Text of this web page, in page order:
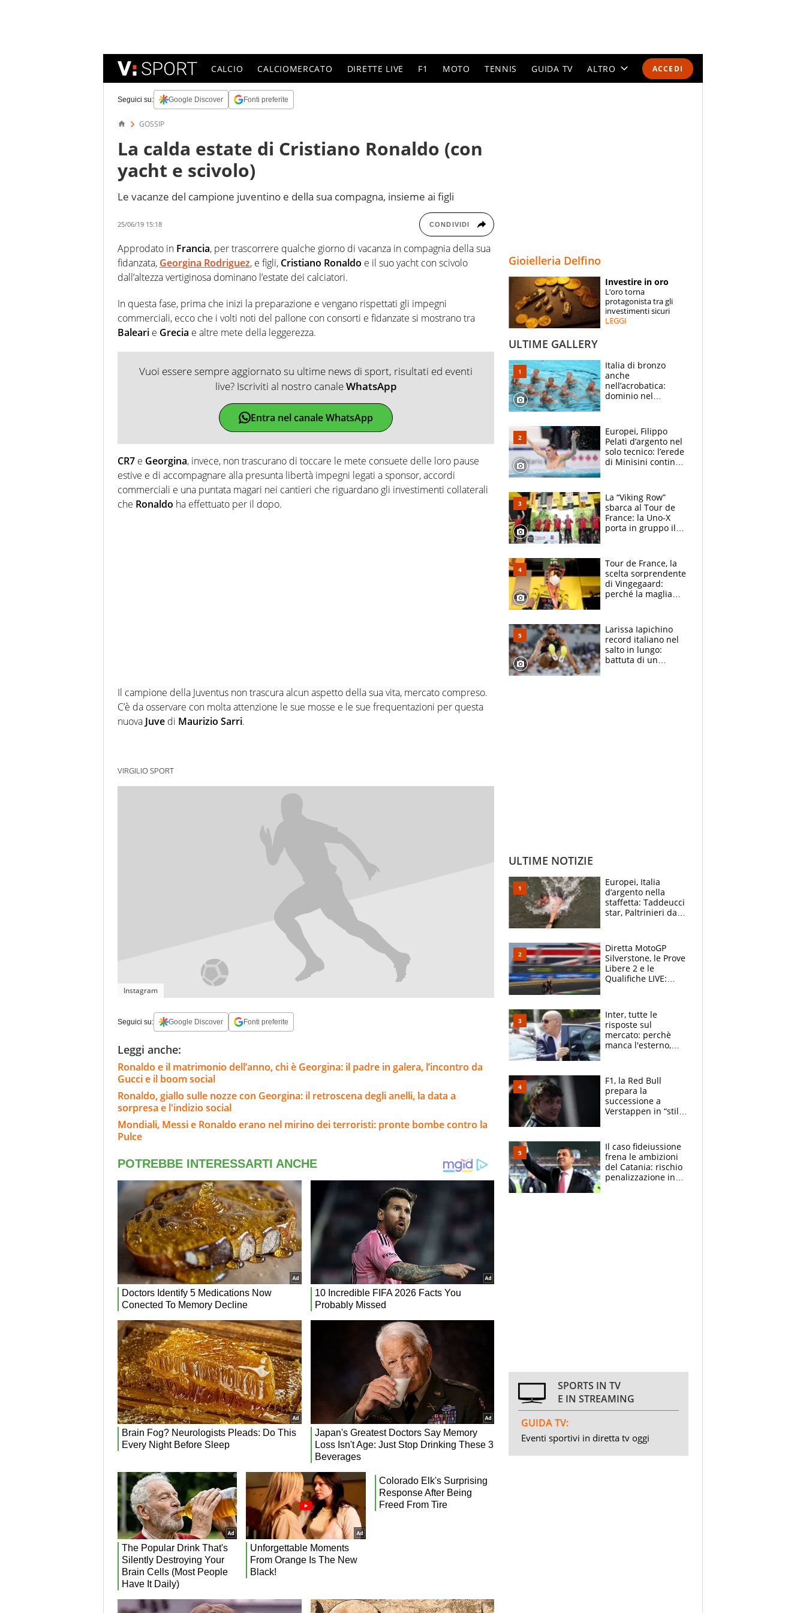
ACCEDI
CALCIO CALCIOMERCATO DIRETTE LIVE F1 MOTO TENNIS GUIDA TV ALTRO
SPECIALI
ESPERTI
Seguici su: Google Discover Fonti preferite
GOSSIP
La calda estate di Cristiano Ronaldo (con
yacht e scivolo)
Le vacanze del campione juventino e della sua compagna, insieme ai figli
25/06/19 15:18 CONDIVIDI
Approdato in Francia, per trascorrere qualche giorno di vacanza in compagnia della sua
fidanzata, Georgina Rodriguez, e figli, Cristiano Ronaldo e il suo yacht con scivolo
dall’altezza vertiginosa dominano l’estate dei calciatori.
In questa fase, prima che inizi la preparazione e vengano rispettati gli impegni
commerciali, ecco che i volti noti del pallone con consorti e fidanzate si mostrano tra
Baleari e Grecia e altre mete della leggerezza.
Vuoi essere sempre aggiornato su ultime news di sport, risultati ed eventi
live? Iscriviti al nostro canaleWhatsApp
Entra nel canale WhatsApp
CR7 e Georgina, invece, non trascurano di toccare le mete consuete delle loro pause
estive e di accompagnare alla presunta libertà impegni legati a sponsor, accordi
commerciali e una puntata magari nei cantieri che riguardano gli investimenti collaterali
che Ronaldo ha effettuato per il dopo.
Il campione della Juventus non trascura alcun aspetto della sua vita, mercato compreso.
C’è da osservare con molta attenzione le sue mosse e le sue frequentazioni per questa
nuova Juve di Maurizio Sarri.
VIRGILIO SPORT
Instagram
Seguici su: Google Discover Fonti preferite
Leggi anche:
Ronaldo e il matrimonio dell’anno, chi è Georgina: il padre in galera, l’incontro da
Gucci e il boom social
Ronaldo, giallo sulle nozze con Georgina: il retroscena degli anelli, la data a
sorpresa e l'indizio social
Mondiali, Messi e Ronaldo erano nel mirino dei terroristi: pronte bombe contro la
Pulce
Gioielleria Delfino
Investire in oro
L’oro torna
protagonista tra gli
investimenti sicuri
LEGGI
ULTIME GALLERY
Italia di bronzo
anche
nell’acrobatica:
dominio nel
e compagni
continuare
Europei, Filippo
Pelati d’argento nel
solo tecnico: l’erede
di Minisini continua
mirino
La “Viking Row”
sbarca al Tour de
France: la Uno-X
porta in gruppo il
compagni
Tour de France, la
scelta sorprendente
di Vingegaard:
perché la maglia
rischio da evitare
Larissa Iapichino
record italiano nel
salto in lungo:
battuta di un
ULTIME NOTIZIE
Europei, Italia
d’argento nella
staffetta: Taddeucci
star, Paltrinieri da
Padre Pio
Diretta MotoGP
Silverstone, le Prove
Libere 2 e le
Qualifiche LIVE:
Inter, tutte le
risposte sul
mercato: perchè
manca l'esterno,
vero obiettivo di
Marotta
F1, la Red Bull
prepara la
successione a
Verstappen in “stile
attacco all’Italia
Il caso fideiussione
frena le ambizioni
del Catania: rischio
penalizzazione in
SPORTS IN TV
E IN STREAMING
GUIDA TV:
Eventi sportivi in diretta tv oggi